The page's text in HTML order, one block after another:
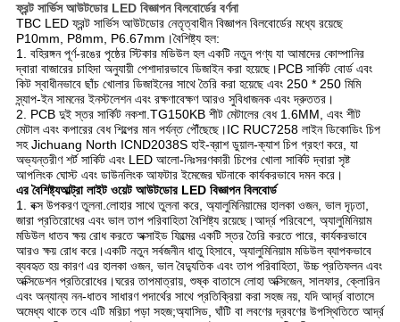
ফ্রন্ট সার্ভিস আউটডোর LED বিজ্ঞাপন বিলবোর্ডের বর্ণনা
TBC LED ফ্রন্ট সার্ভিস আউটডোর নেতৃত্বাধীন বিজ্ঞাপন বিলবোর্ডের মধ্যে রয়েছে
P10mm, P8mm, P6.67mm।বৈশিষ্ট্য হল:
1. বহিরঙ্গন পূর্ণ-রঙের পৃষ্ঠের স্টিকার মডিউল হল একটি নতুন পণ্য যা আমাদের কোম্পানির
দ্বারা বাজারের চাহিদা অনুযায়ী পেশাদারভাবে ডিজাইন করা হয়েছে।PCB সার্কিট বোর্ড এবং
কিট স্বাধীনভাবে ছাঁচ খোলার ডিজাইনের সাথে তৈরি করা হয়েছে এবং 250 * 250 মিমি
স্ন্যাপ-ইন সামনের ইনস্টলেশন এবং রক্ষণাবেক্ষণ আরও সুবিধাজনক এবং দ্রুততর।
2. PCB দুই স্তর সার্কিট নকশা.TG150KB শীট মেটালের বেধ 1.6MM, এবং শীট
মেটাল এবং কপারের বেধ শিল্পের মান পর্যন্ত পৌঁছেছে।IC RUC7258 লাইন ডিকোডিং চিপ
সহ Jichuang North ICND2038S হাই-ব্রাশ ডুয়াল-ক্যাশ চিপ গ্রহণ করে, যা
অভ্যন্তরীণ শর্ট সার্কিট এবং LED আলো-নিঃসরণকারী চিপের খোলা সার্কিট দ্বারা সৃষ্ট
আপলিংক ঘোস্ট এবং ডাউনলিংক আফটার ইমেজের ঘটনাকে কার্যকরভাবে দমন করে।
এর বৈশিষ্ট্যআল্ট্রা লাইট ওয়েট আউটডোর LED বিজ্ঞাপন বিলবোর্ড
1. বক্স উপকরণ তুলনা.লোহার সাথে তুলনা করে, অ্যালুমিনিয়ামের হালকা ওজন, ভাল দৃঢ়তা,
জারা প্রতিরোধের এবং ভাল তাপ পরিবাহিতা বৈশিষ্ট্য রয়েছে।আর্দ্র পরিবেশে, অ্যালুমিনিয়াম
মডিউল ধাতব ক্ষয় রোধ করতে অক্সাইড ফিল্মের একটি স্তর তৈরি করতে পারে, কার্যকরভাবে
আরও ক্ষয় রোধ করে।একটি নতুন সর্বজনীন ধাতু হিসাবে, অ্যালুমিনিয়াম মডিউল ব্যাপকভাবে
ব্যবহৃত হয় কারণ এর হালকা ওজন, ভাল বৈদ্যুতিক এবং তাপ পরিবাহিতা, উচ্চ প্রতিফলন এবং
অক্সিডেশন প্রতিরোধের।ঘরের তাপমাত্রায়, শুষ্ক বাতাসে লোহা অক্সিজেন, সালফার, ক্লোরিন
এবং অন্যান্য নন-ধাতব সাধারণ পদার্থের সাথে প্রতিক্রিয়া করা সহজ নয়, যদি আর্দ্র বাতাসে
অমেধ্য থাকে তবে এটি মরিচা পড়া সহজ;অ্যাসিড, ঘাঁটি বা লবণের দ্রবণের উপস্থিতিতে আর্দ্র